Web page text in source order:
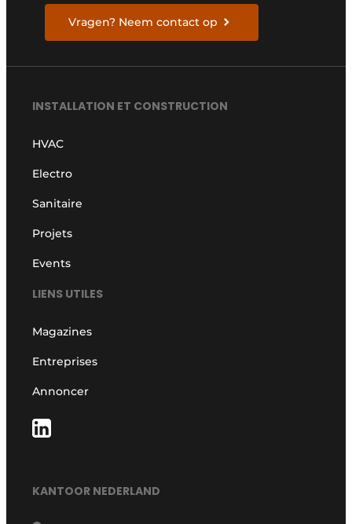
Vragen? Neem contact op
INSTALLATION ET CONSTRUCTION
HVAC
Electro
Sanitaire
Projets
Events
LIENS UTILES
Magazines
Entreprises
Annoncer
KANTOOR NEDERLAND